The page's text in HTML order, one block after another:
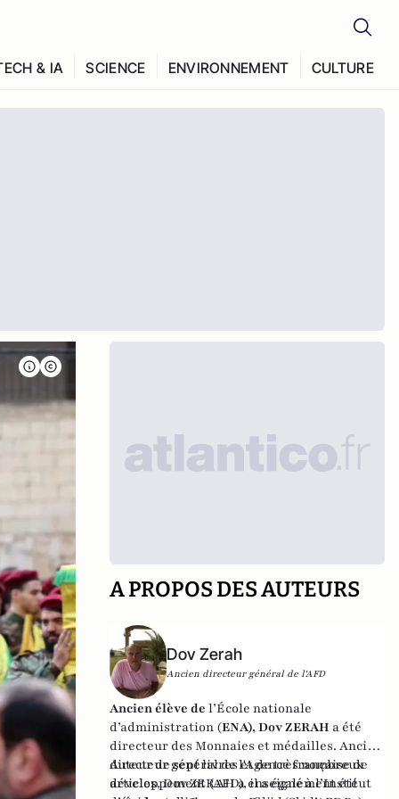
& IA SCIENCE ENVIRONNEMENT CULTURE
A PROPOS DES AUTEURS
Dov Zerah
Ancien directeur général de l'AFD
Ancien élève del’École nationale
d’administration (ENA), Dov ZERAH a été
directeur des Monnaies et médailles. Ancien
directeur général de l'Agence française de
développement (AFD), il a également été
Auteur de sept livres et de très nombreux
articles, Dov ZERAH a enseigné à l’Institut